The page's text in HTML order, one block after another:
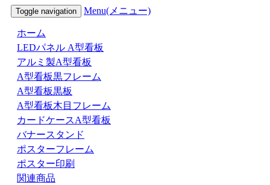
Toggle navigation Menu(メニュー)
ホーム
LEDパネル A型看板
アルミ製A型看板
A型看板黒フレーム
A型看板黒板
A型看板木目フレーム
カードケースA型看板
バナースタンド
ポスターフレーム
ポスター印刷
関連商品